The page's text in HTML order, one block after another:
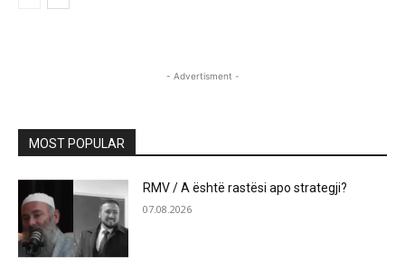
- Advertisment -
MOST POPULAR
RMV / A është rastësi apo strategji?
07.08.2026